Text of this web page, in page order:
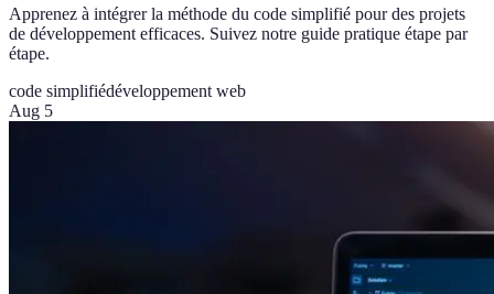
Apprenez à intégrer la méthode du code simplifié pour des projets
de développement efficaces. Suivez notre guide pratique étape par
étape.
code simplifiédéveloppement web
Aug 5